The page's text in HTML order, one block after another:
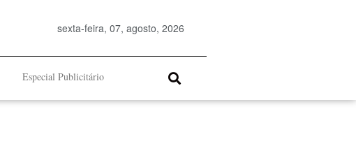
sexta-feira, 07, agosto, 2026
Especial Publicitário